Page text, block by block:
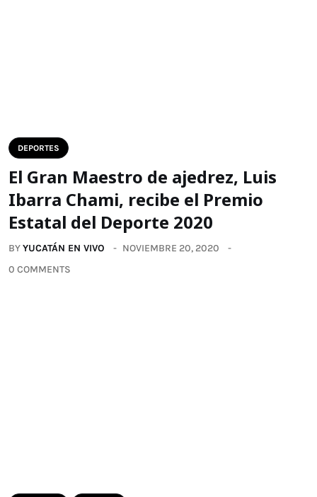
DEPORTES
El Gran Maestro de ajedrez, Luis
Ibarra Chami, recibe el Premio
Estatal del Deporte 2020
BYYUCATÁN EN VIVO
NOVIEMBRE 20, 2020
0 COMMENTS